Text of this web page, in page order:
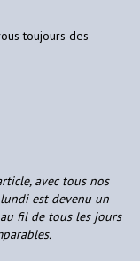
toujours des
avec tous nos
est devenu un
fil de tous les jours